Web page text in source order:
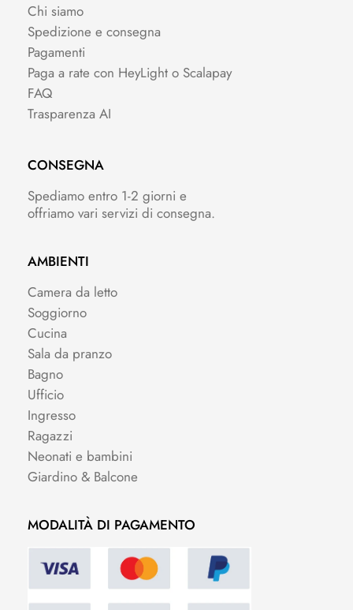
Chi siamo
Spedizione e consegna
Pagamenti
Paga a rate con HeyLight o Scalapay
FAQ
Trasparenza AI
CONSEGNA
Spediamo entro 1-2 giorni e
offriamo vari servizi di consegna.
AMBIENTI
Camera da letto
Soggiorno
Cucina
Sala da pranzo
Bagno
Ufficio
Ingresso
Ragazzi
Neonati e bambini
Giardino & Balcone
MODALITÀ DI PAGAMENTO